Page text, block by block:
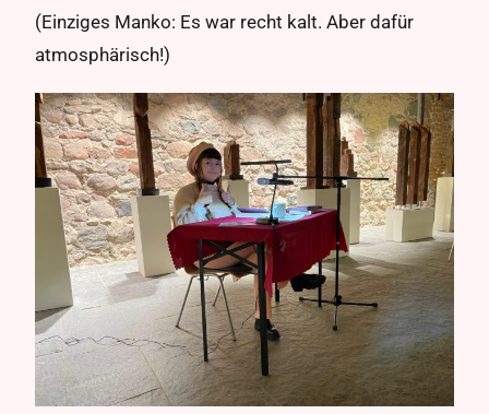
(Einziges Manko: Es war recht kalt. Aber dafür
atmosphärisch!)